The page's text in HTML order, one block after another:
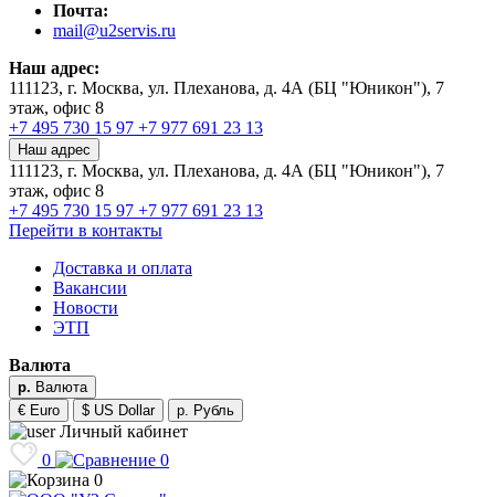
Почта:
mail@u2servis.ru
Наш адрес:
111123, г. Москва, ул. Плеханова, д. 4А (БЦ "Юникон"), 7
этаж, офис 8
+7 495 730 15 97 +7 977 691 23 13
Наш адрес
111123, г. Москва, ул. Плеханова, д. 4А (БЦ "Юникон"), 7
этаж, офис 8
+7 495 730 15 97 +7 977 691 23 13
Перейти в контакты
Доставка и оплата
Вакансии
Новости
ЭТП
Валюта
р. Валюта
€ Euro
$ US Dollar р. Рубль
Личный кабинет
0
0
0